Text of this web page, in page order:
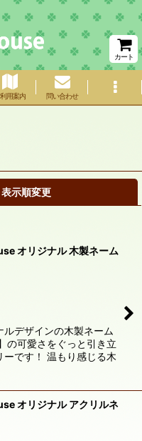
カート
用案内 問い合わせ
表示順変更
オリジナル 木製ネーム
デザインの木製ネーム
の可愛さをぐっと引き立
です！ 温もり感じる木
オリジナル アクリルネ